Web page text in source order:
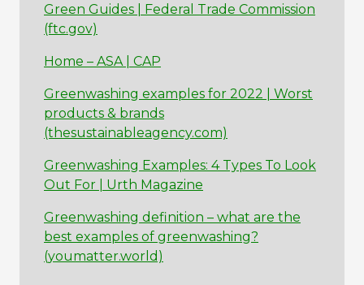
Green Guides | Federal Trade Commission
(ftc.gov)
Home – ASA | CAP
Greenwashing examples for 2022 | Worst
products & brands
(thesustainableagency.com)
Greenwashing Examples: 4 Types To Look
Out For | Urth Magazine
Greenwashing definition – what are the
best examples of greenwashing?
(youmatter.world)